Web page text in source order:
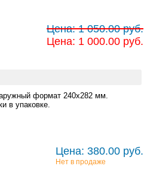
Цена: 1 050.00 руб.
Цена: 1 000.00 руб.
формат 240x282 мм.
в упаковке.
Цена: 380.00 руб.
Нет в продаже